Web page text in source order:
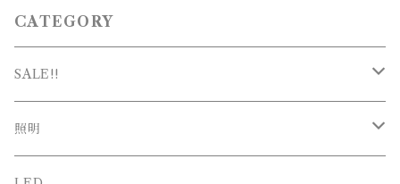
CATEGORY
SALE!!
SALE
照明